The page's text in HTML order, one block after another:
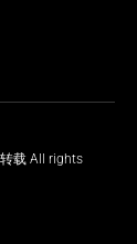
载 All rights